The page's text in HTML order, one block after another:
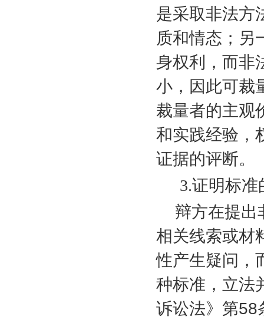
是采取非法方
质和情态；另
身权利，而非
小，因此可裁
裁量者的主观
和实践经验，
证据的评断。
3.证明标准
辩方在提出
相关线索或材
性产生疑问，
种标准，立法
诉讼法》第58